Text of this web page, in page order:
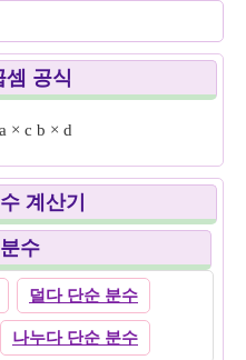
셈 공식
a × c b × d
계산기
수
덜다 단순 분수
나누다 단순 분수